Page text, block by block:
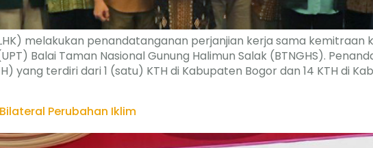
melakukan penandatanganan perjanjian kerja sama kemitraan
Balai Taman Nasional Gunung Halimun Salak (BTNGHS).
yang terdiri dari 1 (satu) KTH di Kabupaten Bogor dan 14 KTH di
Perubahan Iklim